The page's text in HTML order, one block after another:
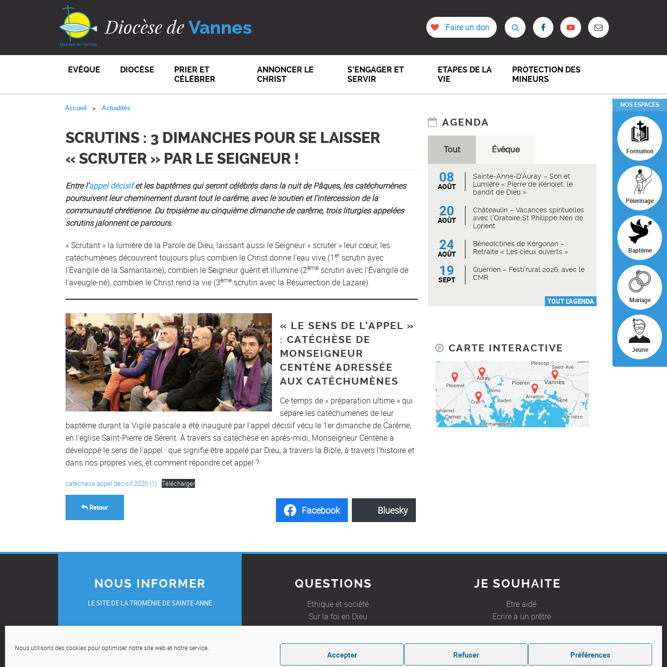
Nous utilisons des cookies pour optimiser notre site web et notre service.
Accepter Refuser Préférences
Diocèse de Vannes Faire un don
EVÊQUE DIOCÈSE
PRIER ET
CÉLÉBRER
ANNONCER LE
CHRIST
S’ENGAGER ET
SERVIR
ETAPES DE LA
VIE
PROTECTION DES
MINEURS
NOS ESPACES
Formation
Pèlerinage
Baptême
Mariage
Jeune
Accueil Actualités
SCRUTINS : 3 DIMANCHES POUR SE LAISSER
« SCRUTER » PAR LE SEIGNEUR !
Entre l’appel décisifet les baptêmes qui seront célébrés dans la nuit de Pâques, les catéchumènes
poursuivent leur cheminement durant tout le carême, avec le soutien et l’intercession de la
communauté chrétienne. Du troisième au cinquième dimanche de carême, trois liturgies appelées
scrutins jalonnent ce parcours.
« Scrutant » la lumière de la Parole de Dieu, laissant aussi le Seigneur « scruter » leur cœur, les
catéchumènes découvrent toujours plus combien le Christ donne l’eau vive (1er scrutin avec
l’Évangile de la Samaritaine), combien le Seigneur guérit et illumine (2ème scrutin avec l’Évangile de
l’aveugle-né), combien le Christ rend la vie (3ème scrutin avec la Résurrection de Lazare).
« LE SENS DE L’APPEL »
: CATÉCHÈSE DE
MONSEIGNEUR
CENTÈNE ADRESSÉE
AUX CATÉCHUMÈNES
Ce temps de « préparation ultime » qui
sépare les catéchumènes de leur
baptême durant la Vigile pascale a été inauguré par l’appel décisif vécu le 1er dimanche de Carême,
en l’église Saint-Pierre de Sérent. À travers sa catéchèse en après-midi, Monseigneur Centène a
développé le sens de l’appel : que signifie être appelé par Dieu, à travers la Bible, à travers l’histoire et
dans nos propres vies, et comment répondre cet appel ?
catéchèse appel décisif 2026 (1) Télécharger
Facebook Bluesky
Retour
AGENDA
Tout Évêque
08
AOÛT
Sainte-Anne-D’Auray – Son et
Lumière « Pierre de Keriolet, le
bandit de Dieu »
20
AOÛT
Châteaulin – Vacances spirituelles
avec l’Oratoire St Philippe Néri de
Lorient
24
AOÛT
Bénédictines de Kergonan –
Retraite « Les cieux ouverts »
19
SEPT
Querrien – Festi’rural 2026, avec le
CMR
TOUT L'AGENDA
CARTE INTERACTIVE
NOUS INFORMER
LE SITE DE LA TROMÉNIE DE SAINTE-ANNE
COMMUNIQUEZ-NOUS VOS INFOS
QUESTIONS
Ethique et société
Sur la foi en Dieu
Foire Aux Questions
JE SOUHAITE
Etre aidé
Ecrire à un prêtre